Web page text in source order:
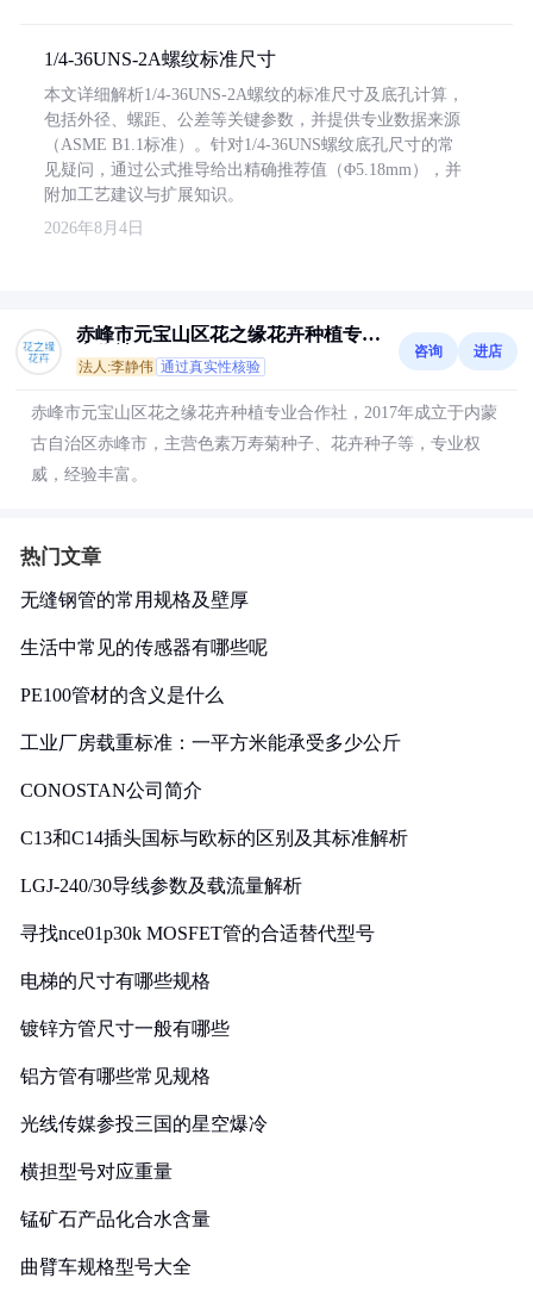
1/4-36UNS-2A螺纹标准尺寸
本文详细解析1/4-36UNS-2A螺纹的标准尺寸及底孔计算，
包括外径、螺距、公差等关键参数，并提供专业数据来源
（ASME B1.1标准）。针对1/4-36UNS螺纹底孔尺寸的常
见疑问，通过公式推导给出精确推荐值（Φ5.18mm），并
附加工艺建议与扩展知识。
2026年8月4日
赤峰市元宝山区花之缘花卉种植专业
合作社
法人:李静伟 通过真实性核验
咨询 进店
赤峰市元宝山区花之缘花卉种植专业合作社，2017年成立于内蒙
古自治区赤峰市，主营色素万寿菊种子、花卉种子等，专业权
威，经验丰富。
热门文章
无缝钢管的常用规格及壁厚
生活中常见的传感器有哪些呢
PE100管材的含义是什么
工业厂房载重标准：一平方米能承受多少公斤
CONOSTAN公司简介
C13和C14插头国标与欧标的区别及其标准解析
LGJ-240/30导线参数及载流量解析
寻找nce01p30k MOSFET管的合适替代型号
电梯的尺寸有哪些规格
镀锌方管尺寸一般有哪些
铝方管有哪些常见规格
光线传媒参投三国的星空爆冷
横担型号对应重量
锰矿石产品化合水含量
曲臂车规格型号大全